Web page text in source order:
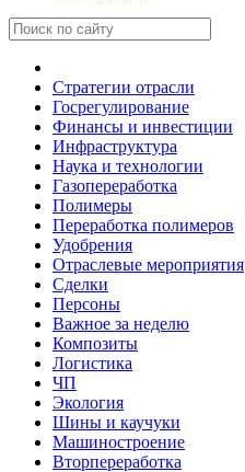
Стратегии отрасли
Госрегулирование
Финансы и инвестиции
Инфраструктура
Наука и технологии
Газопереработка
Полимеры
Переработка полимеров
Удобрения
Отраслевые мероприятия
Сделки
Персоны
Важное за неделю
Композиты
Логистика
ЧП
Экология
Шины и каучуки
Машиностроение
Вторпереработка